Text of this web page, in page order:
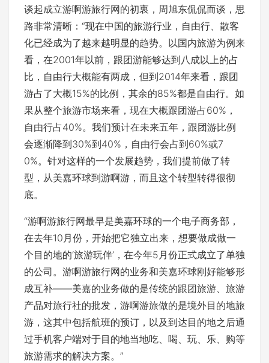
谈起成立游啊游旅行网的初衷，周旭东侃侃而谈，思
路非常清晰：“现在中国的旅游行业，自由行、散客
化已经成为了越来越明显的趋势。以国内旅游为例来
看，在2001年以前，跟团游能够达到八成以上的占
比，自由行大概能有两成，但到2014年来看，跟团
游占了大概15%的比例，其余的85%都是自由行。如
果从整个旅游市场来看，现在大概跟团游占60%，
自由行占40%。我们预计在未来五年，跟团游比例
会逐渐降到30%到40%，自由行会占到60%或7
0%。针对这样的一个发展趋势，我们提前做了转
型，从美嘉环球到游啊游，而且这个转型转得很彻
底。
“游啊游旅行网最早是美嘉环球的一个电子商务部，
在去年10月份，开始把它独立出来，想要做成做一
个目的地的‘旅游玩伴’，在今年5月份正式成立了单独
的公司。游啊游旅行网的业务和美嘉环球刚好能够形
成互补——美嘉的业务做的是传统的跟团旅游、旅游
产品对旅行社的批发，游啊游旅做的是境外目的地旅
游，这其中包括航班的预订，以及到达目的地之后通
过手机客户端对于目的地当地吃、喝、玩、乐、购等
旅游需求的解决方案。”